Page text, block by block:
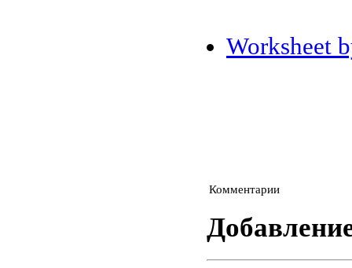
Worksheet
Комментарии